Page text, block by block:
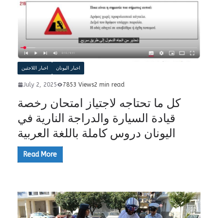
اخبار اللاجئين اخبار اليونان
July 2, 2025 7853 Views2 min read
كل ما تحتاجه لاجتياز امتحان رخصة
قيادة السيارة والدراجة النارية في
اليونان دروس كاملة باللغة العربية
Read More